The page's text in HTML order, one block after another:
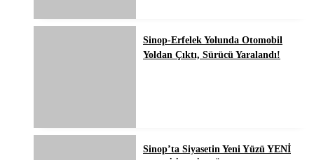
Sinop-Erfelek Yolunda Otomobil
Yoldan Çıktı, Sürücü Yaralandı!
Sinop’ta Siyasetin Yeni Yüzü YENİ